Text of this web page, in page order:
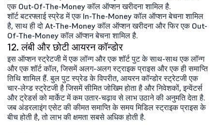
एक Out-Of-The-Money कॉल ऑप्शन खरीदना शामिल है.
शॉर्ट बटरफ्लाई स्प्रेड में एक In-The-Money कॉल ऑप्शन बेचना शामिल
है, साथ ही दो At-The-Money कॉल ऑप्शन खरीदना और फिर एक Out-
Of-The-Money कॉल ऑप्शन बेचना शामिल है.
12. लंबी और छोटी आयरन कॉन्डोर
इस ऑप्शन स्ट्रेटजी में एक लॉन्ग और एक शॉर्ट पुट के साथ-साथ एक लॉन्ग
और एक शॉर्ट कॉल, जिसमें अलग-अलग स्ट्राइक प्राइस और एक ही समाप्ति
तिथि शामिल हैं. बुल पुट स्प्रेड के विपरीत, आयरन कॉन्डोर स्ट्रेटजी एक
चार-लेग्ड स्ट्रेटजी है जिसमें सीमित जोखिम होता है और निवेशकों, इन्वेंटर्स
और ट्रेडर्स को मार्केट में कम उतार-चढ़ाव से लाभ उठाने की अनुमति देता है.
जब अंडरलाइंग एसेट की कीमत समाप्ति के समय मिडिल स्ट्राइक प्राइस के
बीच होती है, तो लाभ की क्षमता सबसे अधिक होती है.